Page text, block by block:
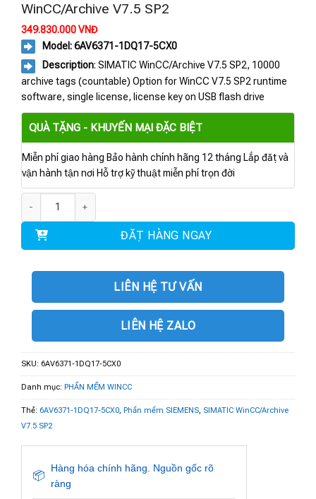
WinCC/Archive V7.5 SP2
349.830.000VNĐ
Model: 6AV6371-1DQ17-5CX0
Description: SIMATIC WinCC/Archive V7.5 SP2, 10000
archive tags (countable) Option for WinCC V7.5 SP2 runtime
software, single license, license key on USB flash drive
QUÀ TẶNG - KHUYẾN MẠI ĐẶC BIỆT
Miễn phí giao hàng Bảo hành chính hãng 12 tháng Lắp đặt và
vận hành tận nơi Hỗ trợ kỹ thuật miễn phí trọn đời
ĐẶT HÀNG NGAY
LIÊN HỆ TƯ VẤN
LIÊN HỆ ZALO
SKU: 6AV6371-1DQ17-5CX0
Danh mục: PHẦN MỀM WINCC
Thẻ: 6AV6371-1DQ17-5CX0, Phần mềm SIEMENS, SIMATIC WinCC/Archive
V7.5 SP2
📦
Hàng hóa chính hãng. Nguồn gốc rõ
ràng